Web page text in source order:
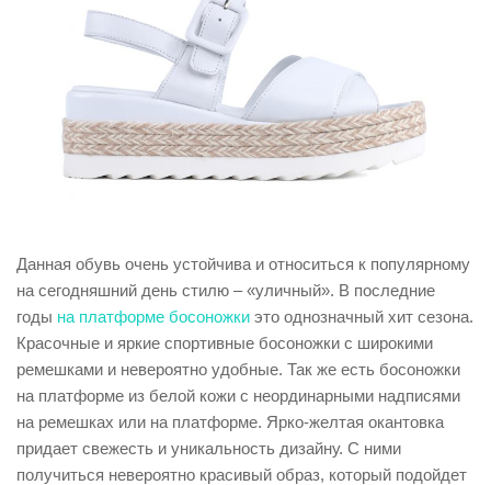
Данная обувь очень устойчива и относиться к популярному
на сегодняшний день стилю – «уличный». В последние
годы на платформе босоножки это однозначный хит сезона.
Красочные и яркие спортивные босоножки с широкими
ремешками и невероятно удобные. Так же есть босоножки
на платформе из белой кожи с неординарными надписями
на ремешках или на платформе. Ярко-желтая окантовка
придает свежесть и уникальность дизайну. С ними
получиться невероятно красивый образ, который подойдет